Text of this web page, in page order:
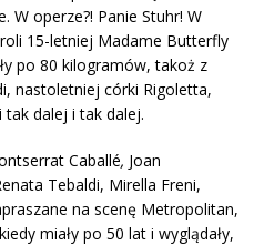
W operze?! Panie Stuhr! W
15-letniej Madame Butterfly
po 80 kilogramów, takoż z
nastoletniej córki Rigoletta,
tak dalej i tak dalej.
Caballé, Joan
Tebaldi, Mirella Freni,
na scenę Metropolitan,
miały po 50 lat i wyglądały,